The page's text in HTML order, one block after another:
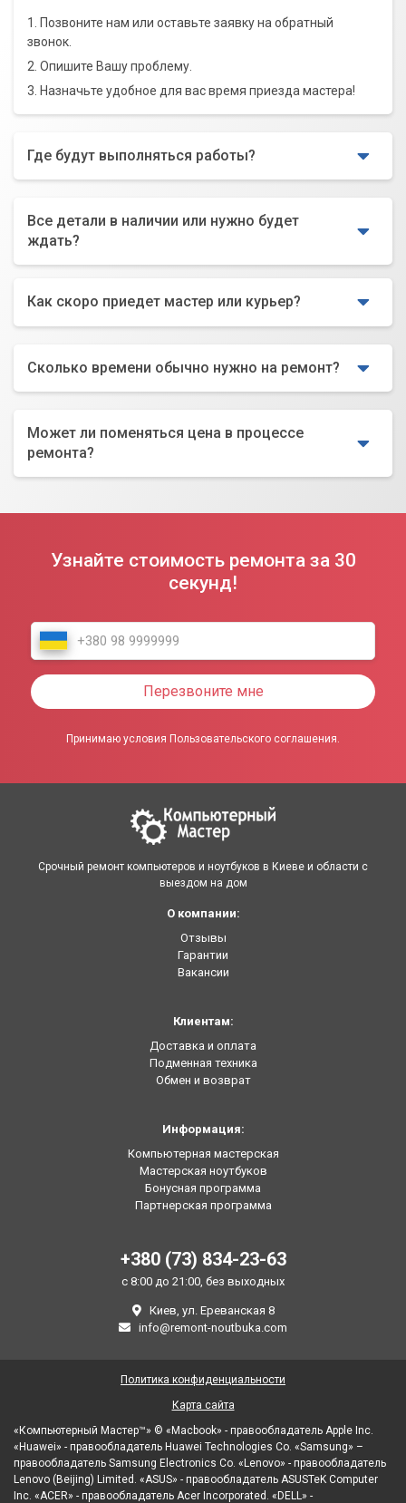
1. Позвоните нам или оставьте заявку на обратный
звонок.
2. Опишите Вашу проблему.
3. Назначьте удобное для вас время приезда мастера!
Где будут выполняться работы?
Все детали в наличии или нужно будет
ждать?
Как скоро приедет мастер или курьер?
Сколько времени обычно нужно на ремонт?
Может ли поменяться цена в процессе
ремонта?
Узнайте стоимость ремонта за 30
секунд!
Перезвоните мне
Принимаю условия Пользовательского соглашения.
Срочный ремонт компьютеров и ноутбуков в Киеве и области с
выездом на дом
О компании:
Отзывы
Гарантии
Вакансии
Клиентам:
Доставка и оплата
Подменная техника
Обмен и возврат
Информация:
Компьютерная мастерская
Мастерская ноутбуков
Бонусная программа
Партнерская программа
+380 (73) 834-23-63
с 8:00 до 21:00, без выходных
Киев, ул. Ереванская 8
info@remont-noutbuka.com
«Компьютерный Мастер™» © «Macbook» - правообладатель Apple Inc.
«Huawei» - правообладатель Huawei Technologies Co. «Samsung» –
правообладатель Samsung Electronics Co. «Lenovo» - правообладатель
Lenovo (Beijing) Limited. «ASUS» - правообладатель ASUSTeK Computer
Inc. «ACER» - правообладатель Acer Incorporated. «DELL» -
Политика конфиденциальности
Карта сайта